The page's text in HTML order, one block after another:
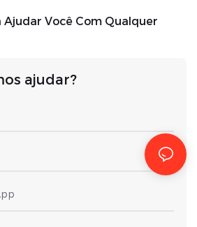
Ajudar Você Com Qualquer
ajudar?